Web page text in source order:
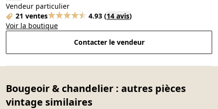
Vendeur particulier
21 ventes
4.93 (14 avis)
Voir la boutique
Contacter le vendeur
Bougeoir & chandelier : autres pièces
vintage similaires